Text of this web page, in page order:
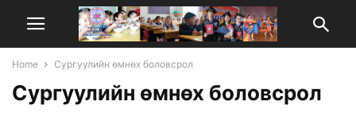
Home Сургуулийн өмнөх боловсрол
Сургуулийн өмнөх боловсрол